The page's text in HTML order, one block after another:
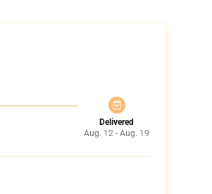
Delivered
Aug. 12 - Aug. 19